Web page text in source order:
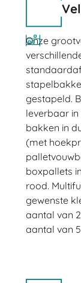
Onze
gestapeld.
leverbaar
bakken in
(met
boxpallets
rood.
gewenste
aantal van
aantal van